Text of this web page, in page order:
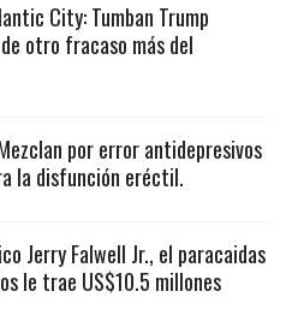
City: Tumban Trump
otro fracaso más del
por error antidepresivos
la disfunción eréctil.
Jerry Falwell Jr., el paracaidas
le trae US$10.5 millones